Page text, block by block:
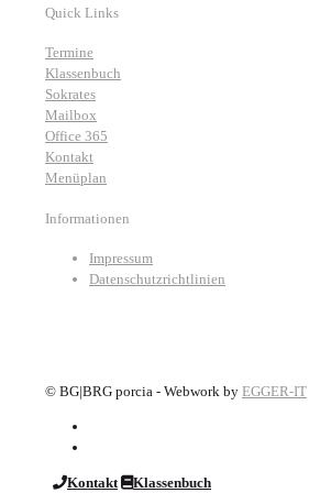
Quick Links
Termine
Klassenbuch
Sokrates
Mailbox
Office 365
Kontakt
Menüplan
Informationen
Impressum
Datenschutzrichtlinien
© BG|BRG porcia - Webwork by EGGER-IT
Kontakt
Klassenbuch